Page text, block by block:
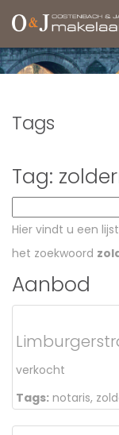
Tags
Tag:
Hier vindt u een
het zoekwoord
Aanbod
verkocht
Tags: notaris,